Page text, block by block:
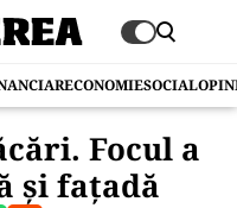
ECONOMIESOCIAL
Focul a
și fațadă